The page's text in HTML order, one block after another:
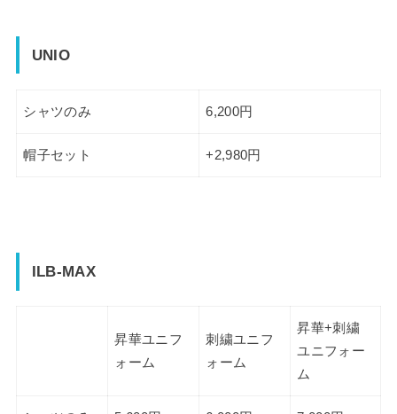
UNIO
シャツのみ 6,200円
帽子セット +2,980円
ILB-MAX
昇華ユニフ
ォーム
刺繍ユニフ
ォーム
昇華+刺繍
ユニフォー
ム